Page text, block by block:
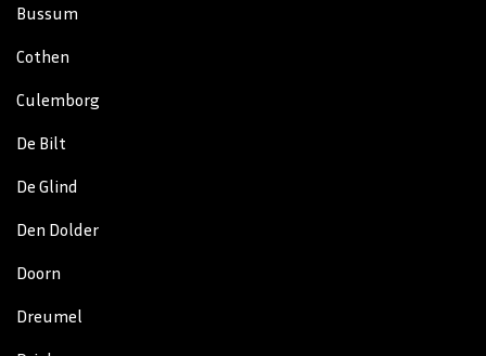
Bussum
Cothen
Culemborg
De Bilt
De Glind
Den Dolder
Doorn
Dreumel